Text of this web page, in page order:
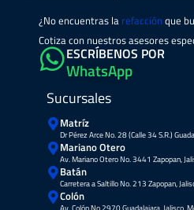
¿No encuentras la refacción que
Cotiza con nuestros asesores
ESCRÍBENOS POR
WhatsApp
Sucursales
Matríz
Dr Pérez Arce No. 28 (Calle 34 S.R.)
Mariano Otero
Av. Mariano Otero No. 3441 Zapopan,
Batán
Carretera a Saltillo No. 213 Zapopan,
Colón